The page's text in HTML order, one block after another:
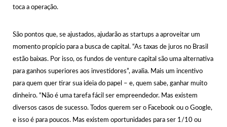
toca a operação.
São pontos que, se ajustados, ajudarão as startups a aproveitar um
momento propício para a busca de capital. “As taxas de juros no Brasil
estão baixas. Por isso, os fundos de venture capital são uma alternativa
para ganhos superiores aos investidores”, avalia. Mais um incentivo
para quem quer tirar sua ideia do papel – e, quem sabe, ganhar muito
dinheiro. “Não é uma tarefa fácil ser empreendedor. Mas existem
diversos casos de sucesso. Todos querem ser o Facebook ou o Google,
e isso é para poucos. Mas existem oportunidades para ser 1/10 ou